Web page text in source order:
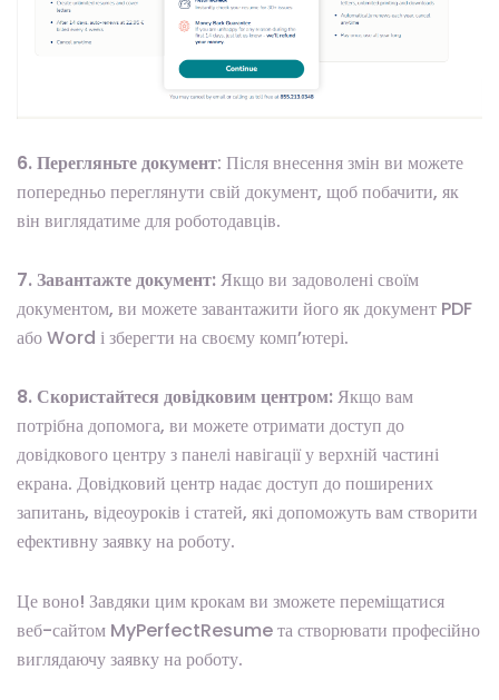
6. Перегляньте документ: Після внесення змін ви можете
попередньо переглянути свій документ, щоб побачити, як
він виглядатиме для роботодавців.
7. Завантажте документ:Якщо ви задоволені своїм
документом, ви можете завантажити його як документ PDF
або Word і зберегти на своєму комп’ютері.
8. Скористайтеся довідковим центром:Якщо вам
потрібна допомога, ви можете отримати доступ до
довідкового центру з панелі навігації у верхній частині
екрана. Довідковий центр надає доступ до поширених
запитань, відеоуроків і статей, які допоможуть вам створити
ефективну заявку на роботу.
Це воно! Завдяки цим крокам ви зможете переміщатися
веб-сайтом MyPerfectResume та створювати професійно
виглядаючу заявку на роботу.